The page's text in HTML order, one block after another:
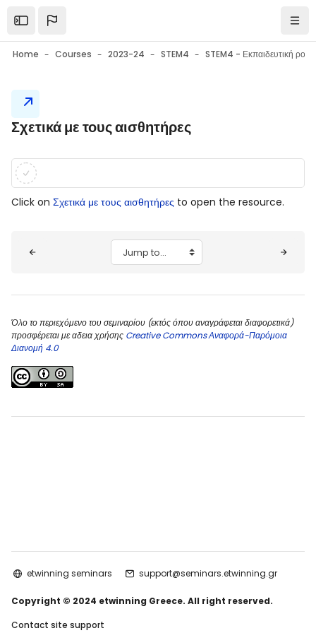
Open the sidebar
Home Courses 2023-24 STEM4
Blocks
Σχετικά με τους αισθητήρες
Blocks
Completion requirements
Click on Σχετικά με τους αισθητήρες to open the resource.
Jump to...
Όλο το περιεχόμενο του σεμιναρίου (εκτός όπου αναγράφεται διαφορετικά)
προσφέρεται με αδεια χρήσης Creative Commons Αναφορά-Παρόμοια
Διανομή 4.0
etwinning seminars support@seminars.etwinning.gr
Copyright © 2024 etwinning Greece. All right reserved.
Contact site support